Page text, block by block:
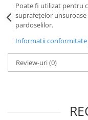
Sanytol Dezinfectant
Hartie Igienica
Prosoape De Hartie Si
Prosoape de Hartie
Odorizant Camera
Odorizant Camera cu
Poate fi utilizat pentru
suprafețelor unsuroase
pardoselilor.
Informatii
Review-uri(0)